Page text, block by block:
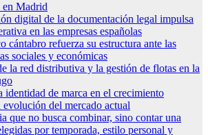
en Madrid
digital de la documentación legal impulsa
en las empresas españolas
cántabro refuerza su estructura ante las
sociales y económicas
la red distributiva y la gestión de flotas en la
identidad de marca en el crecimiento
evolución del mercado actual
que no busca combinar, sino contar una
por temporada, estilo personal y